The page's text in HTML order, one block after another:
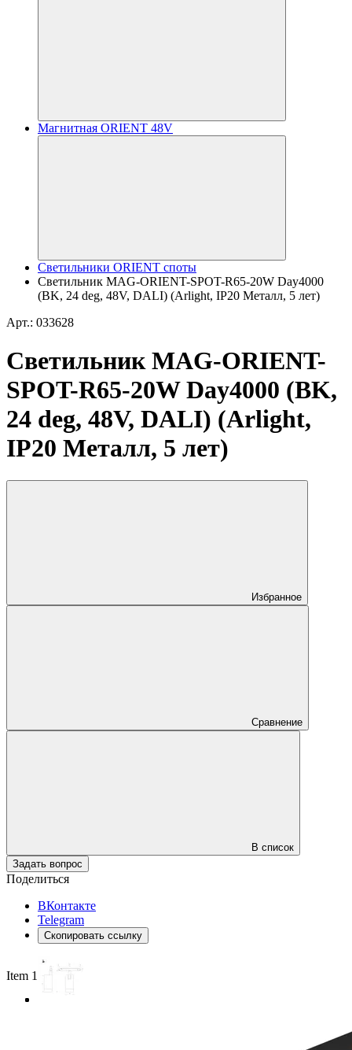
Магнитная ORIENT 48V
Светильники ORIENT споты
Светильник MAG-ORIENT-SPOT-R65-20W Day4000
(BK, 24 deg, 48V, DALI) (Arlight, IP20 Металл, 5 лет)
Арт.: 033628
Светильник MAG-ORIENT-
SPOT-R65-20W Day4000 (BK,
24 deg, 48V, DALI) (Arlight,
IP20 Металл, 5 лет)
Избранное
Сравнение
В список
Задать вопрос
Поделиться
ВКонтакте
Telegram
Скопировать ссылку
Item 1 of 3